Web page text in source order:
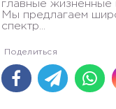
главные жизненные
Мы предлагаем
спектр...